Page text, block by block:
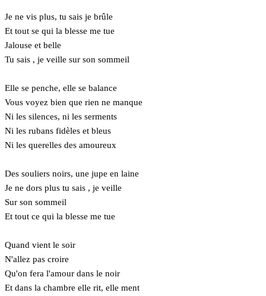
Je ne vis plus, tu sais je brûle
Et tout se qui la blesse me tue
Jalouse et belle
Tu sais , je veille sur son sommeil
Elle se penche, elle se balance
Vous voyez bien que rien ne manque
Ni les silences, ni les serments
Ni les rubans fidèles et bleus
Ni les querelles des amoureux
Des souliers noirs, une jupe en laine
Je ne dors plus tu sais , je veille
Sur son sommeil
Et tout ce qui la blesse me tue
Quand vient le soir
N'allez pas croire
Qu'on fera l'amour dans le noir
Et dans la chambre elle rit, elle ment